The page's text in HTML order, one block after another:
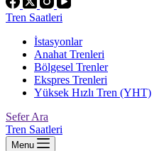
Tren Saatleri
İstasyonlar
Anahat Trenleri
Bölgesel Trenler
Ekspres Trenleri
Yüksek Hızlı Tren (YHT)
Sefer Ara
Tren Saatleri
Menu